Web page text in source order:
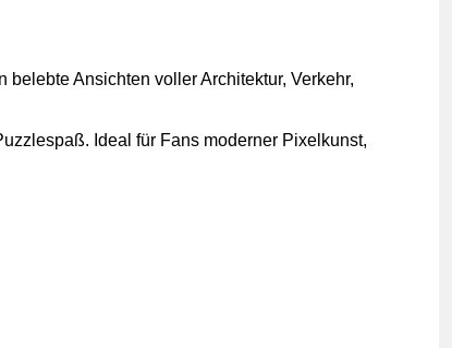
Ansichten voller Architektur, Verkehr,
Ideal für Fans moderner Pixelkunst,